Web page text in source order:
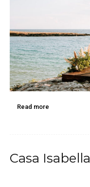
Read more
Casa Isabella